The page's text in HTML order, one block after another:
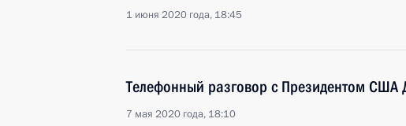
1 июня 2020 года, 18:45
Телефонный разговор с Президентом
7 мая 2020 года, 18:10